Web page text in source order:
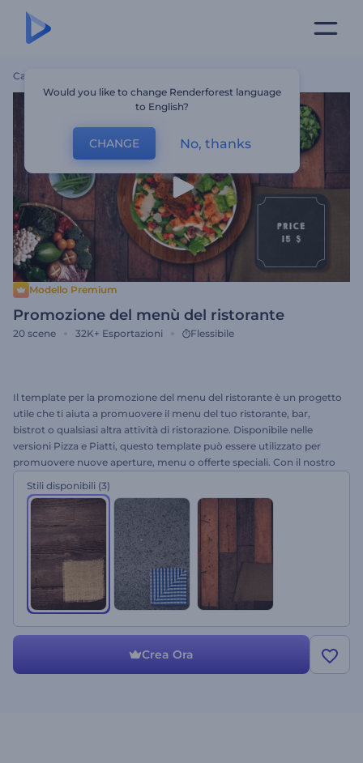
Casa
Modello Premium
Promozione del menù del ristorante
20 scene 32K+ Esportazioni Flessibile
Il template per la promozione del menu del ristorante è un progetto
utile che ti aiuta a promuovere il menu del tuo ristorante, bar,
bistrot o qualsiasi altra attività di ristorazione. Disponibile nelle
versioni Pizza e Piatti, questo template può essere utilizzato per
promuovere nuove aperture, menu o offerte speciali. Con il nostro
il testo e scegliere il tema colore per esportare un video
professionale in pochi minuti.
Stili disponibili (3)
Crea Ora
Would you like to change Renderforest language
to English?
CHANGE No, thanks